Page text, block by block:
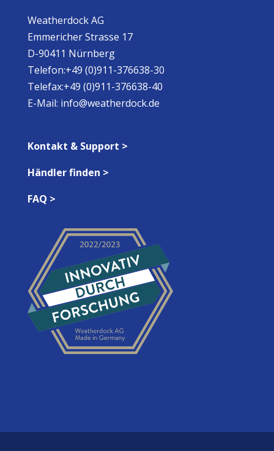
Weatherdock AG
Emmericher Strasse 17
D-90411 Nürnberg
Telefon:+49 (0)911-376638-30
Telefax:+49 (0)911-376638-40
E-Mail: info@weatherdock.de
Kontakt & Support >
Händler finden >
FAQ >